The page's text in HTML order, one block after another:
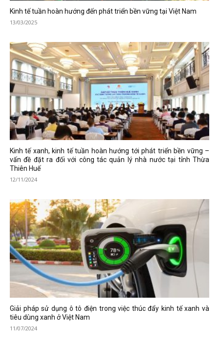
Kinh tế tuần hoàn hướng đến phát triển bền vững tại Việt Nam
13/03/2025
Kinh tế xanh, kinh tế tuần hoàn hướng tới phát triển bền vững –
vấn đề đặt ra đối với công tác quản lý nhà nước tại tỉnh Thừa
Thiên Huế
12/11/2024
Giải pháp sử dụng ô tô điện trong việc thúc đẩy kinh tế xanh và
tiêu dùng xanh ở Việt Nam
11/07/2024